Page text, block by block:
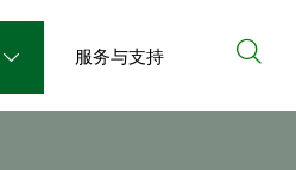
 服务与支持 